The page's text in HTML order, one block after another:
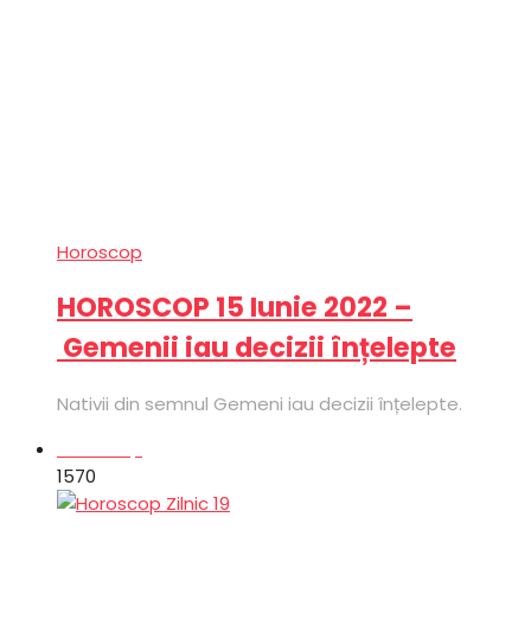
Horoscop
HOROSCOP 15 Iunie 2022 –
Gemenii iau decizii înțelepte
Nativii din semnul Gemeni iau decizii înțelepte.
1570